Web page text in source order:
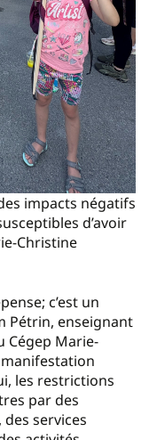
impacts négatifs
d’avoir
Christine
c’est un
Pétrin, enseignant
Cégep Marie-
les restrictions
par des
services